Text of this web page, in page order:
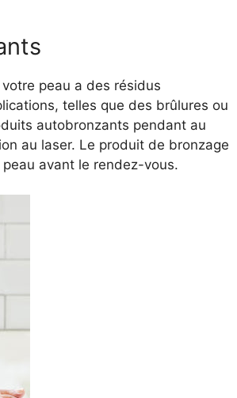
peau a des résidus
telles que des brûlures ou
autobronzants pendant au
au laser. Le produit de bronzage
avant le rendez-vous.